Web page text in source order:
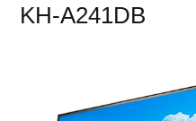
KH-A241DB